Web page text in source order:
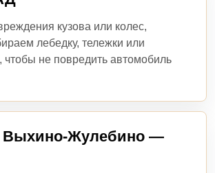
кузова или колес,
лебедку, тележки или
чтобы не повредить автомобиль
Выхино-Жулебино —